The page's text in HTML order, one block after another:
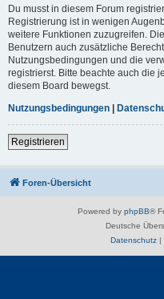
Du musst in diesem Forum
Registrierung ist in wenigen
weitere Funktionen zuzugreifen.
Benutzern auch zusätzliche
Nutzungsbedingungen und die
registrierst. Bitte beachte auch die
diesem Board bewegst.
Nutzungsbedingungen |
Registrieren
Foren-Übersicht
Powered by phpBB®
Deutsche
Datenschutz|